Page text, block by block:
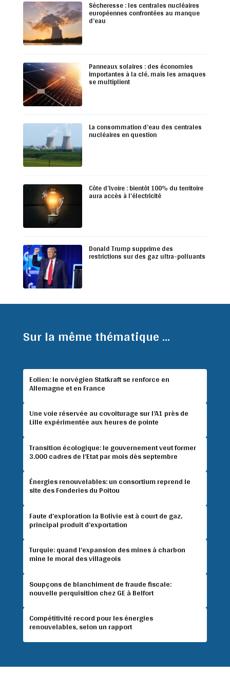
Sécheresse : les centrales nucléaires
européennes confrontées au manque
d’eau
Panneaux solaires : des économies
importantes à la clé, mais les arnaques
se multiplient
La consommation d’eau des centrales
nucléaires en question
Côte d’Ivoire : bientôt 100% du territoire
aura accès à l’électricité
Donald Trump supprime des
restrictions sur des gaz ultra-polluants
Sur la même thématique ...
Eolien: le norvégien Statkraft se renforce en
Allemagne et en France
Une voie réservée au covoiturage sur l’A1 près de
Lille expérimentée aux heures de pointe
Transition écologique: le gouvernement veut former
3.000 cadres de l’Etat par mois dès septembre
Énergies renouvelables: un consortium reprend le
site des Fonderies du Poitou
Faute d’exploration la Bolivie est à court de gaz,
principal produit d’exportation
Turquie: quand l’expansion des mines à charbon
mine le moral des villageois
Soupçons de blanchiment de fraude fiscale:
nouvelle perquisition chez GE à Belfort
Compétitivité record pour les énergies
renouvelables, selon un rapport